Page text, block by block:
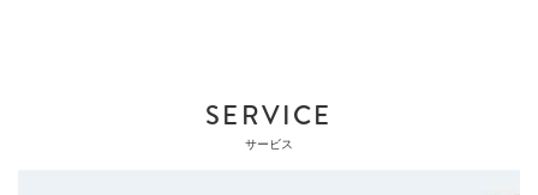
SERVICE
サービス